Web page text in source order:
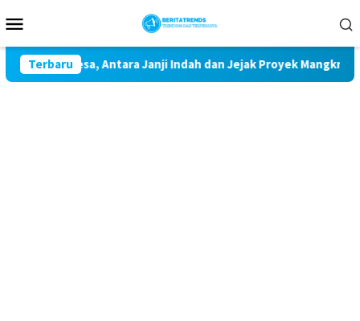
ke
Mobile
Terbaru
ke Unesa, Antara Janji Indah dan Jejak Proyek Mangkrak di